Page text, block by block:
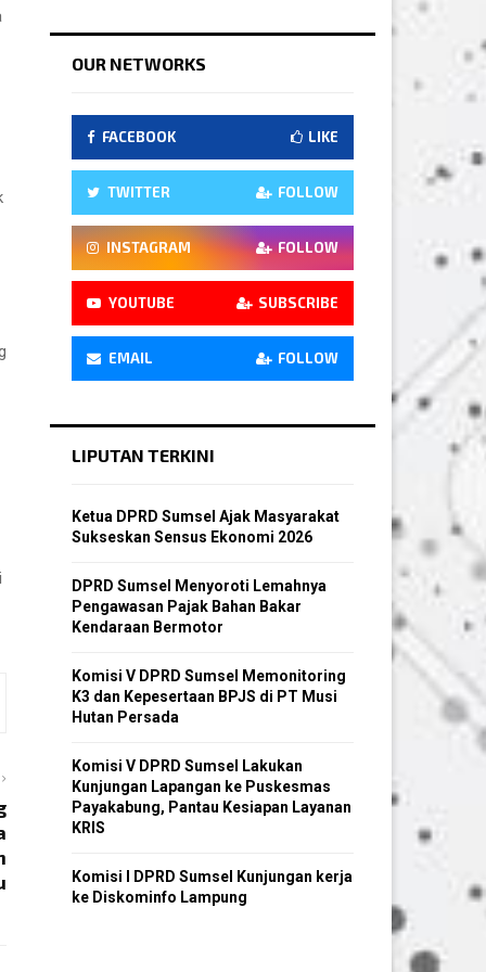
OUR NETWORKS
FACEBOOK LIKE
TWITTER FOLLOW
INSTAGRAM FOLLOW
YOUTUBE SUBSCRIBE
EMAIL FOLLOW
LIPUTAN TERKINI
Ketua DPRD Sumsel Ajak Masyarakat
Sukseskan Sensus Ekonomi 2026
DPRD Sumsel Menyoroti Lemahnya
Pengawasan Pajak Bahan Bakar
Kendaraan Bermotor
Komisi V DPRD Sumsel Memonitoring
K3 dan Kepesertaan BPJS di PT Musi
Hutan Persada
Komisi V DPRD Sumsel Lakukan
Kunjungan Lapangan ke Puskesmas
Payakabung, Pantau Kesiapan Layanan
KRIS
Komisi I DPRD Sumsel Kunjungan kerja
ke Diskominfo Lampung